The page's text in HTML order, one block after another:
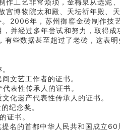
博物院太和殿、天坛祈年殿
2006年，苏州御窑金砖制作
并经过多年尝试和努力，取得
些数据甚至超过了老砖，这表
文艺工作者的证书。
表性传承人的证书。
化遗产代表性传承人的证书。
纪念奖。
证书。
名的首都中华人民共和国成立60